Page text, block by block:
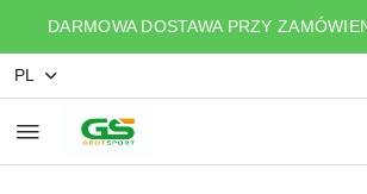
Przejdź do treści głównej
Przejdź do wyszukiwarki
Przejdź do moje konto
Przejdź do menu głównego
Przejdź do stopki
DARMOWA DOSTAWA PRZY
PL